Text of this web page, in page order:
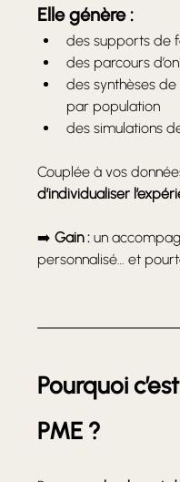
Elle génère :
des supports de
des parcours
des synthèses
par population
des simulations
Couplée à vos
d’individualiser
➡️ Gain : un
personnalisé… et
Pourquoi
PME ?